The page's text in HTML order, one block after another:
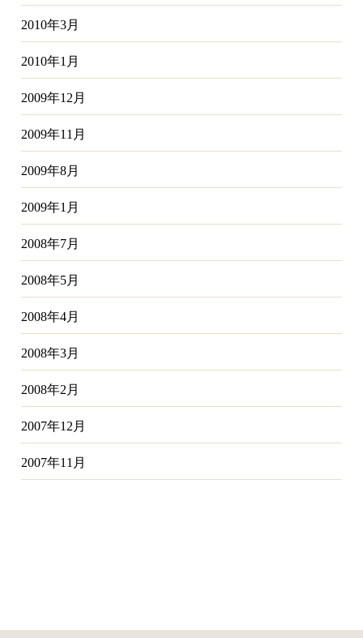
2010年3月
2010年1月
2009年12月
2009年11月
2009年8月
2009年1月
2008年7月
2008年5月
2008年4月
2008年3月
2008年2月
2007年12月
2007年11月